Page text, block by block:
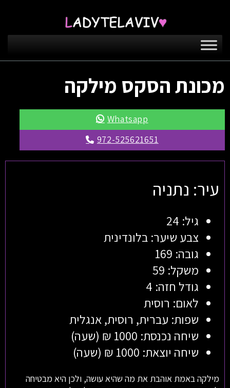
מכונת הסקס מילקה
Whatsapp
972-525621651
עיר: נתניה
גיל: 24
צבע שיער: בלונדינית
גובה: 169
משקל: 59
גודל חזה: 4
לאום: רוסית
שפות: עברית, רוסית, אנגלית
שיחה נכנסת: 1000 ₪ (שעה)
שיחה יוצאת: 1000 ₪ (שעה)
מילקה באמת אוהבת את מה שהיא עושה, ולכן היא מבטיחה